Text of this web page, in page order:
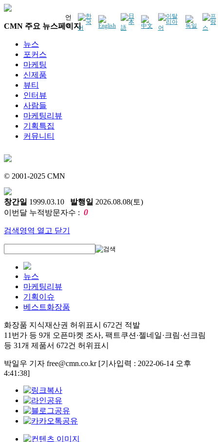
언
어
CMN 주요 뉴스페이지
뉴스
포커스
마케팅
신제품
뷰티
인터뷰
사람들
마케팅리뷰
기획특집
커뮤니티
© 2001-2025 CMN
창간일 1999.03.10 발행일 2026.08.08(토)
이번달 누적방문자수 : 0
검색영역 열고 닫기
뉴스
마케팅리뷰
기획이슈
베스트화장품
화장품 지식재산권 허위표시 672건 적발
11번가 등 9개 오픈마켓 조사, 팩트쿠션·젤네일·크림·선크림
등 31개 제품서 672건 허위표시
박일우 기자 free@cmn.co.kr [기사입력 : 2022-06-14 오후
4:41:38]